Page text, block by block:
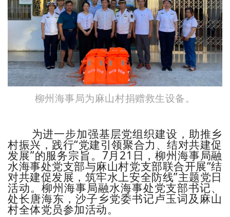
柳州海事局为麻山村捐赠救生设备。
为进一步加强基层党组织建设，助推乡
村振兴，践行“党建引领聚合力、结对共建促
发展”的服务宗旨。7月21日，柳州海事局融
水海事处党支部与麻山村党支部联合开展“结
对共建促发展，筑牢水上安全防线”主题党日
活动。柳州海事局融水海事处党支部书记、
处长唐海东，沙子乡党委书记卢玉词及麻山
村全体党员参加活动。